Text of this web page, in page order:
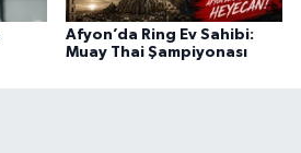
Afyon’da Ring Ev Sahibi:
Muay Thai Şampiyonası